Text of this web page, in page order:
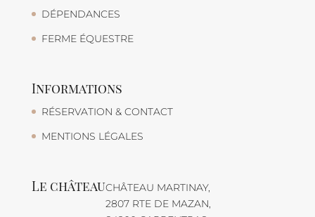
DÉPENDANCES
FERME ÉQUESTRE
Informations
RÉSERVATION & CONTACT
MENTIONS LÉGALES
Le châteauCHÂTEAU MARTINAY,
2807 RTE DE MAZAN,